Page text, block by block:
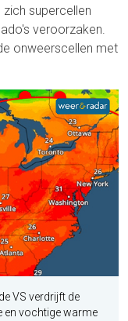
supercellen
veroorzaken.
onweerscellen met
VS verdrijft de
en vochtige warme